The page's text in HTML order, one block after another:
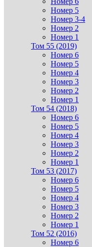
Номер 5
Номер 3-4
Номер 2
Номер 1
Том 55 (2019)
Номер 6
Номер 5
Номер 4
Номер 3
Номер 2
Номер 1
Том 54 (2018)
Номер 6
Номер 5
Номер 4
Номер 3
Номер 2
Номер 1
Том 53 (2017)
Номер 6
Номер 5
Номер 4
Номер 3
Номер 2
Номер 1
Том 52 (2016)
Номер 6